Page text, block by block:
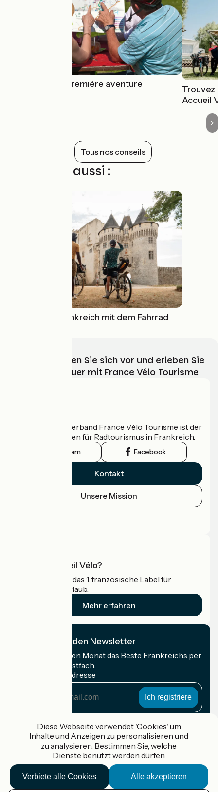
Préparer sa première aventure
Accueil
Tous nos conseils
Découvrez aussi :
Entdecke Frankreich mit dem Fahrrad
Wählen, bereiten Sie sich vor und erleben Sie
Ihr Radabenteuer mit France Vélo Tourisme
Der nationale Verband France Vélo Tourisme ist der
offizielle Leitfaden für Radtourismus in Frankreich.
Instagram Facebook
Kontakt
Unsere Mission
Was ist Accueil Vélo?
Accueil Vélo ist das 1. französische Label für
Radfahrer im Urlaub.
Mehr erfahren
Ich abonniere den Newsletter
Erhalten Sie jeden Monat das Beste Frankreichs per
Rad in Ihrem Postfach.
Meine E-Mail-Adresse
Adresse
Gefördert im Rahmen von Destination France
Accueil Vélo Pro
Diese Webseite verwendet 'Cookies' um
Inhalte und Anzeigen zu personalisieren und
zu analysieren. Bestimmen Sie, welche
Dienste benutzt werden dürfen
Alle akzeptieren
Verbiete alle Cookies